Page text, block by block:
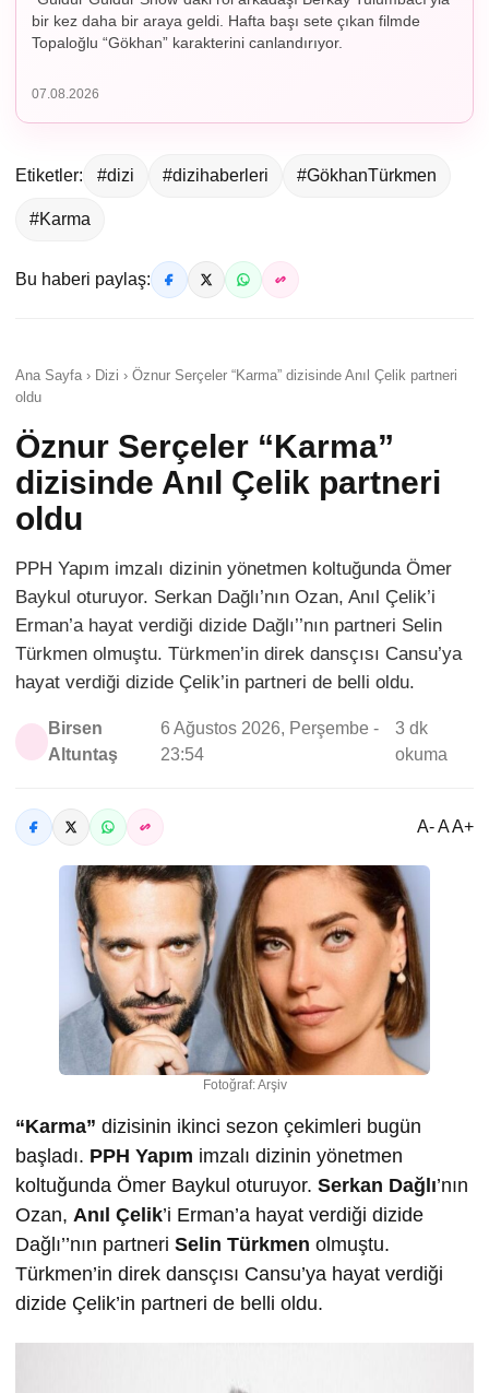
bir kez daha bir araya geldi. Hafta başı sete çıkan filmde
Topaloğlu “Gökhan” karakterini canlandırıyor.
07.08.2026
Etiketler: #dizi #dizihaberleri #GökhanTürkmen
#Karma
Bu haberi paylaş:
Ana Sayfa › Dizi › Öznur Serçeler “Karma” dizisinde Anıl Çelik partneri
oldu
Öznur Serçeler “Karma”
dizisinde Anıl Çelik partneri
oldu
PPH Yapım imzalı dizinin yönetmen koltuğunda Ömer
Baykul oturuyor. Serkan Dağlı’nın Ozan, Anıl Çelik’i
Erman’a hayat verdiği dizide Dağlı’’nın partneri Selin
Türkmen olmuştu. Türkmen’in direk dansçısı Cansu’ya
hayat verdiği dizide Çelik’in partneri de belli oldu.
Birsen
Altuntaş
6 Ağustos 2026, Perşembe -
23:54
3 dk
okuma
A- A A+
Fotoğraf: Arşiv
“Karma” dizisinin ikinci sezon çekimleri bugün
başladı. PPH Yapım imzalı dizinin yönetmen
koltuğunda Ömer Baykul oturuyor. Serkan Dağlı’nın
Ozan, Anıl Çelik’i Erman’a hayat verdiği dizide
Dağlı’’nın partneri Selin Türkmen olmuştu.
Türkmen’in direk dansçısı Cansu’ya hayat verdiği
dizide Çelik’in partneri de belli oldu.